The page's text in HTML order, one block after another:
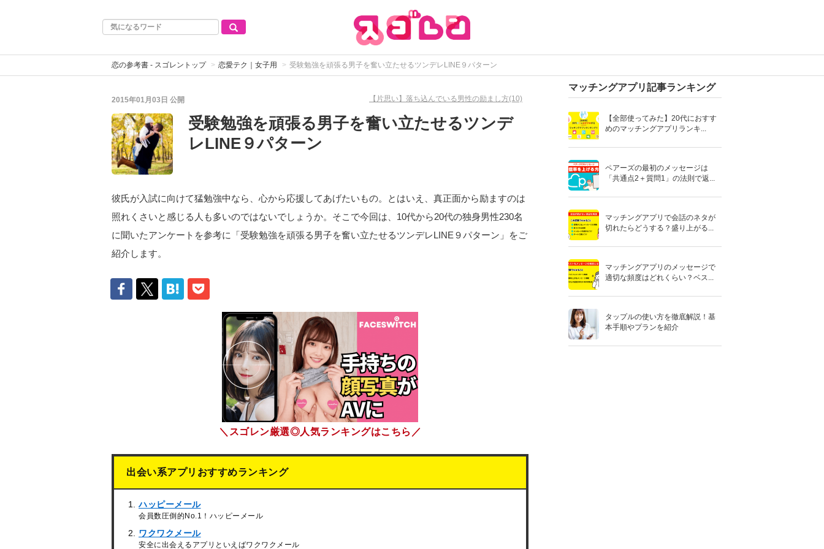
恋の参考書 - スゴレントップ 恋愛テク｜女子用 受験勉強を頑張る男子を奮い立たせるツンデレLINE９パターン
2015年01月03日 公開 【片思い】落ち込んでいる男性の励まし方(10)
受験勉強を頑張る男子を奮い立たせるツンデ
レLINE９パターン
彼氏が入試に向けて猛勉強中なら、心から応援してあげたいもの。とはいえ、真正面から励ますのは
照れくさいと感じる人も多いのではないでしょうか。そこで今回は、10代から20代の独身男性230名
に聞いたアンケートを参考に「受験勉強を頑張る男子を奮い立たせるツンデレLINE９パターン」をご
紹介します。
＼スゴレン厳選◎人気ランキングはこちら／
出会い系アプリおすすめランキング
ハッピーメール
会員数圧倒的No.1！ハッピーメール
ワクワクメール
安全に出会えるアプリといえばワクワクメール
マッチングアプリ記事ランキング
【全部使ってみた】20代におすす
めのマッチングアプリランキ...
ペアーズの最初のメッセージは
「共通点2＋質問1」の法則で返...
マッチングアプリで会話のネタが
切れたらどうする？盛り上がる...
マッチングアプリのメッセージで
適切な頻度はどれくらい？ベス...
タップルの使い方を徹底解説！基
本手順やプランを紹介